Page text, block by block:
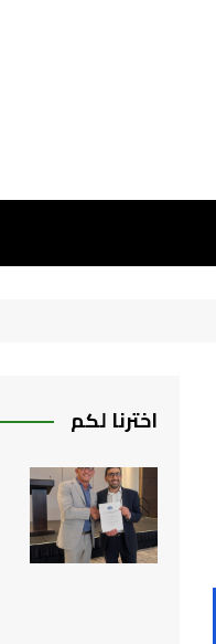
اخترنا لكم